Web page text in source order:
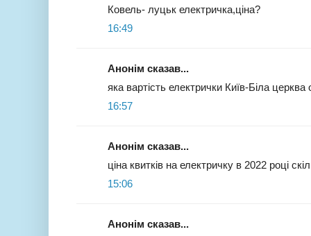
Ковель- луцьк електричка,ціна?
16:49
Анонім сказав...
яка вартість електрички Київ-Біла церква
16:57
Анонім сказав...
ціна квитків на електричку в 2022 році
15:06
Анонім сказав...